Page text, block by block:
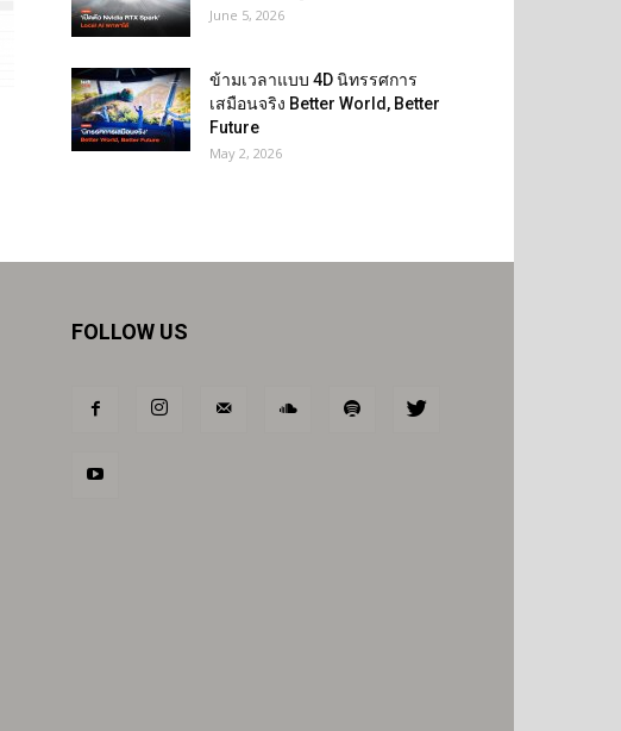
June 5, 2026
ข้ามเวลาแบบ 4D นิทรรศการ
เสมือนจริง Better World, Better
Future
May 2, 2026
FOLLOW US